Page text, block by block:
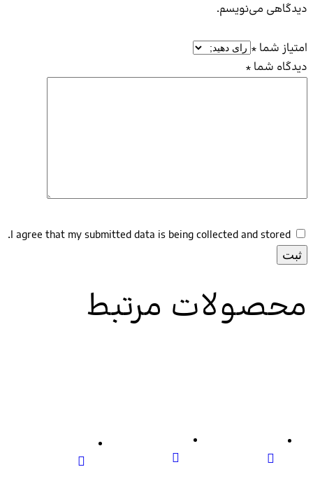
*
*
I agree that my submitted data is being collected and
مرتبط